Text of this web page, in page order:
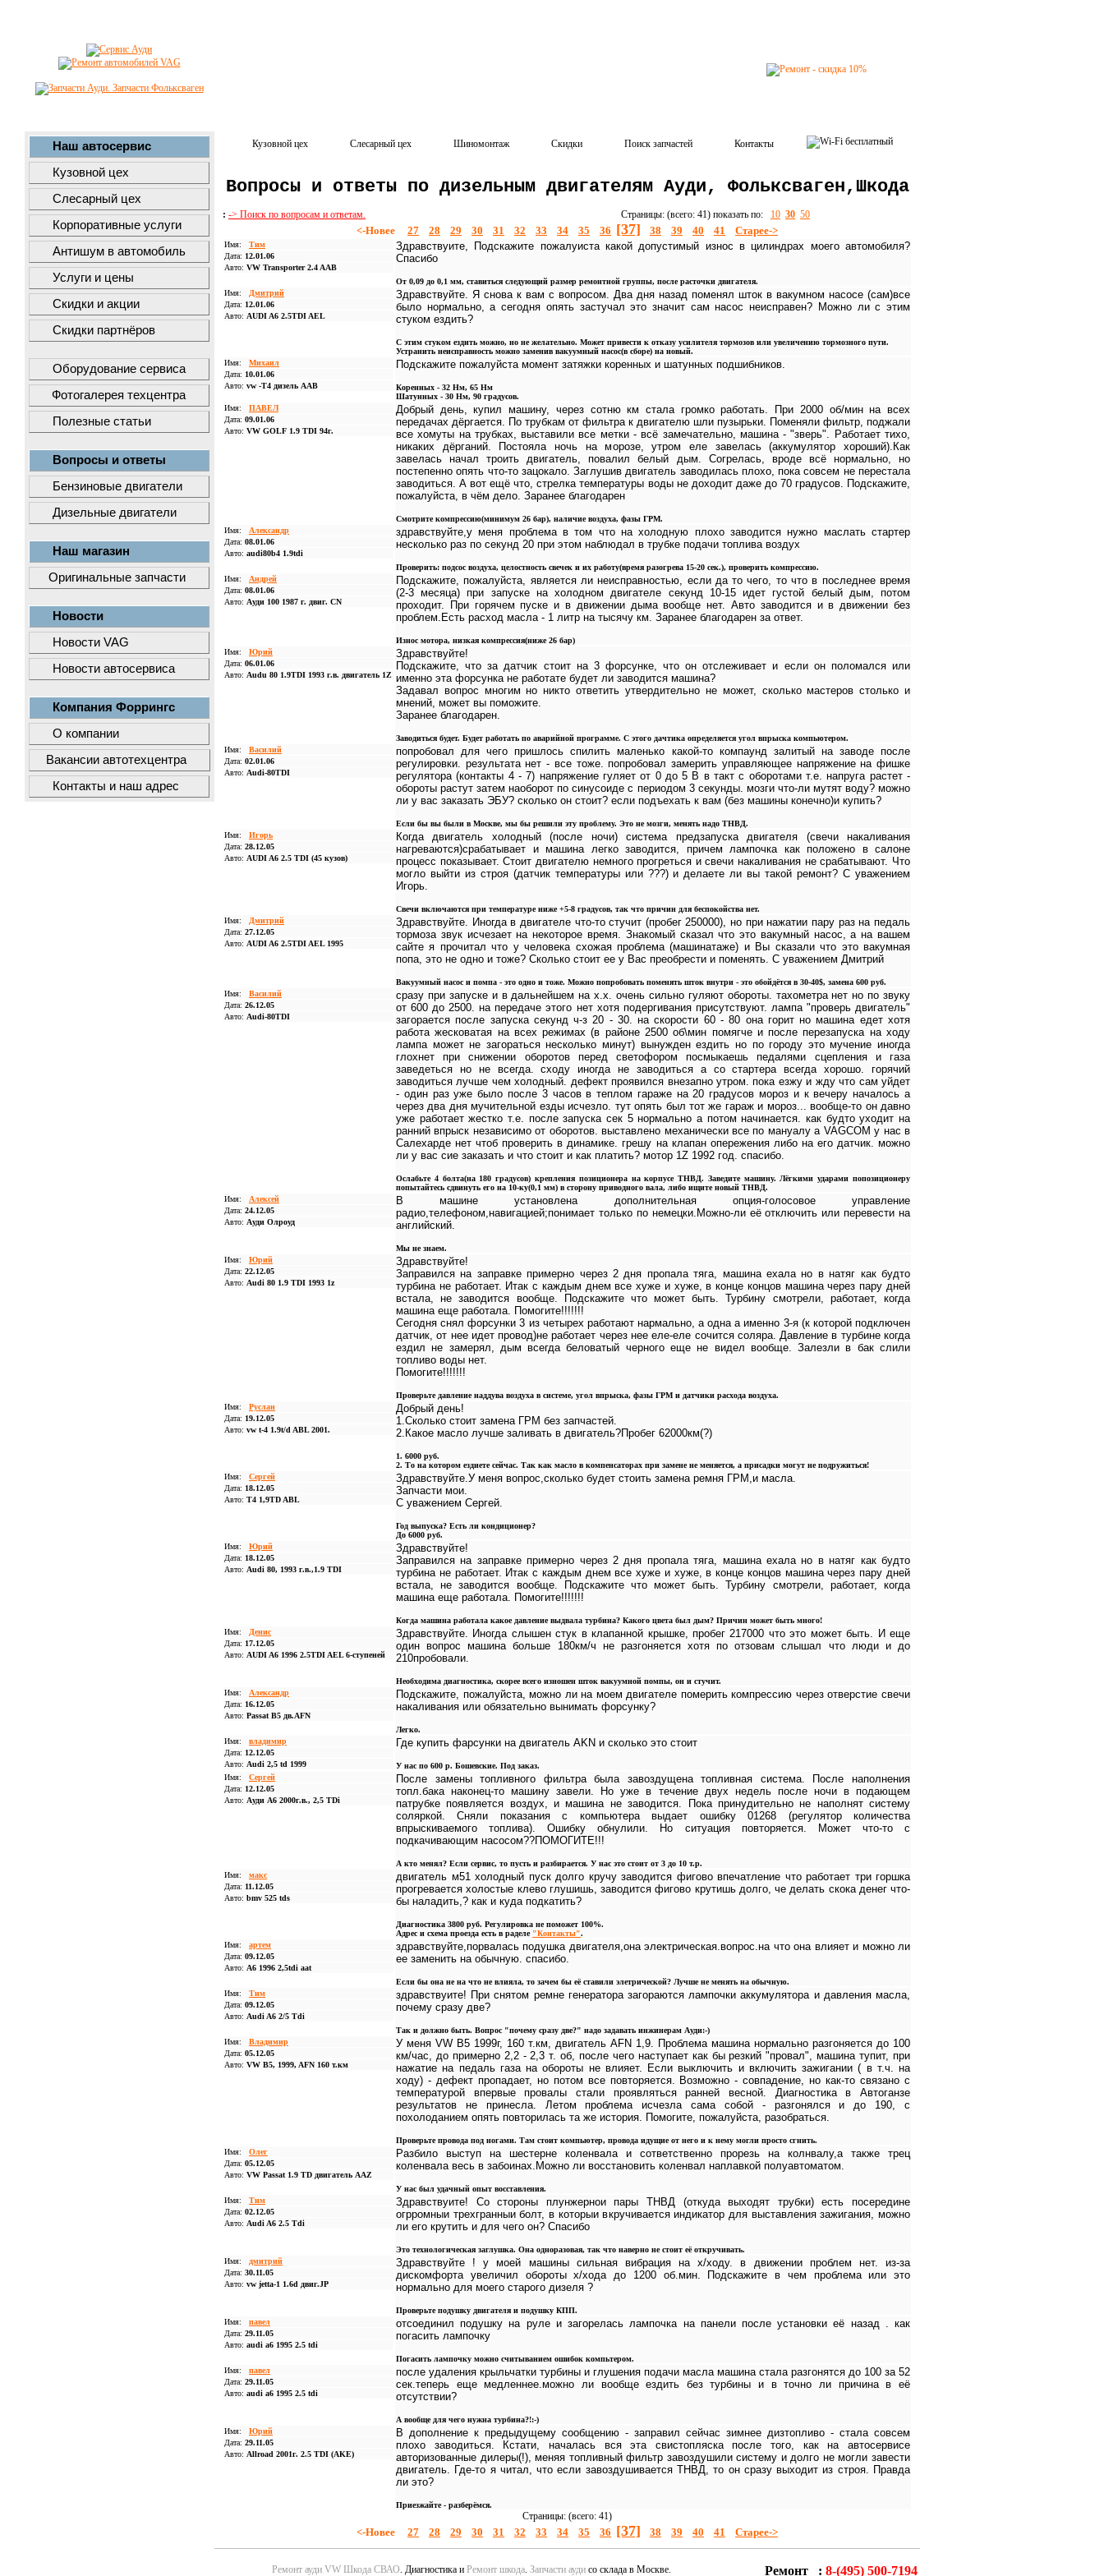
Наш автосервис
Кузовной цех
Слесарный цех
Корпоративные услуги
Антишум в автомобиль
Услуги и цены
Скидки и акции
Скидки партнёров
Оборудование сервиса
Фотогалерея техцентра
Полезные статьи
Вопросы и ответы
Бензиновые двигатели
Дизельные двигатели
Наш магазин
Оригинальные запчасти
Новости
Новости VAG
Новости автосервиса
Компания Форрингс
О компании
Вакансии автотехцентра
Контакты и наш адрес
Кузовной цех Слесарный цех Шиномонтаж Скидки Поиск запчастей Контакты
Вопросы и ответы по дизельным двигателям Ауди, Фольксваген,Шкода
: -> Поиск по вопросам и ответам. Страницы: (всего: 41) показать по: 10 30 50
<-Новее 27 28 29 30 31 32 33 34 35 36 [37] 38 39 40 41 Старее->
Имя: Тим
Дата: 12.01.06
Авто: VW Transporter 2.4 AAB
Здравствуите, Подскажите пожалуиста какой допустимый износ в цилиндрах моего автомобиля?
Спасибо
От 0,09 до 0,1 мм, ставиться следующий размер ремонтной группы, после расточки двигателя.
Имя: Дмитрий
Дата: 12.01.06
Авто: AUDI A6 2.5TDI AEL
Здравствуйте. Я снова к вам с вопросом. Два дня назад поменял шток в вакумном насосе (сам)все
было нормально, а сегодня опять застучал это значит сам насос неисправен? Можно ли с этим
стуком ездить?
С этим стуком ездить можно, но не желательно. Может привести к отказу усилителя тормозов или увеличению тормозного пути.
Устранить неисправность можно заменив вакуумный насос(в сборе) на новый.
Имя: Михаил
Дата: 10.01.06
Авто: vw -T4 дизель ААВ
Подскажите пожалуйста момент затяжки коренных и шатунных подшибников.
Коренных - 32 Нм, 65 Нм
Шатунных - 30 Нм, 90 градусов.
Имя: ПАВЕЛ
Дата: 09.01.06
Авто: VW GOLF 1.9 TDI 94г.
Добрый день, купил машину, через сотню км стала громко работать. При 2000 об/мин на всех
передачах дёргается. По трубкам от фильтра к двигателю шли пузырьки. Поменяли фильтр, поджали
все хомуты на трубках, выставили все метки - всё замечательно, машина - "зверь". Работает тихо,
никаких дёрганий. Постояла ночь на морозе, утром еле завелась (аккумулятор хороший).Как
завелась начал троить двигатель, повалил белый дым. Согрелась, вроде всё нормально, но
постепенно опять что-то зацокало. Заглушив двигатель заводилась плохо, пока совсем не перестала
заводиться. А вот ещё что, стрелка температуры воды не доходит даже до 70 градусов. Подскажите,
пожалуйста, в чём дело. Заранее благодарен
Смотрите компрессию(минимум 26 бар), наличие воздуха, фазы ГРМ.
Имя: Александр
Дата: 08.01.06
Авто: audi80b4 1.9tdi
здравствуйте,у меня проблема в том что на холодную плохо заводится нужно маслать стартер
несколько раз по секунд 20 при этом наблюдал в трубке подачи топлива воздух
Проверить: подсос воздуха, целостность свечек и их работу(время разогрева 15-20 сек.), проверить компрессию.
Имя: Андрей
Дата: 08.01.06
Авто: Ауди 100 1987 г. двиг. CN
Подскажите, пожалуйста, является ли неисправностью, если да то чего, то что в последнее время
(2-3 месяца) при запуске на холодном двигателе секунд 10-15 идет густой белый дым, потом
проходит. При горячем пуске и в движении дыма вообще нет. Авто заводится и в движении без
проблем.Есть расход масла - 1 литр на тысячу км. Заранее благодарен за ответ.
Износ мотора, низкая компрессия(ниже 26 бар)
Имя: Юрий
Дата: 06.01.06
Авто: Audu 80 1.9TDI 1993 г.в. двигатель 1Z
Здравствуйте!
Подскажите, что за датчик стоит на 3 форсунке, что он отслеживает и если он поломался или
именно эта форсунка не работате будет ли заводится машина?
Задавал вопрос многим но никто ответить утвердительно не может, сколько мастеров столько и
мнений, может вы поможите.
Заранее благодарен.
Заводиться будет. Будет работать по аварийной программе. С этого дачтика определяется угол впрыска компьютером.
Имя: Василий
Дата: 02.01.06
Авто: Audi-80TDI
попробовал для чего пришлось спилить маленько какой-то компаунд залитый на заводе после
регулировки. результата нет - все тоже. попробовал замерить управляющее напряжение на фишке
регулятора (контакты 4 - 7) напряжение гуляет от 0 до 5 В в такт с оборотами т.е. напруга растет -
обороты растут затем наоборот по синусоиде с периодом 3 секунды. мозги что-ли мутят воду? можно
ли у вас заказать ЭБУ? сколько он стоит? если подъехать к вам (без машины конечно)и купить?
Если бы вы были в Москве, мы бы решили эту проблему. Это не мозги, менять надо ТНВД.
Имя: Игорь
Дата: 28.12.05
Авто: AUDI A6 2.5 TDI (45 кузов)
Когда двигатель холодный (после ночи) система предзапуска двигателя (свечи накаливания
нагреваются)срабатывает и машина легко заводится, причем лампочка как положено в салоне
процесс показывает. Стоит двигателю немного прогреться и свечи накаливания не срабатывают. Что
могло выйти из строя (датчик температуры или ???) и делаете ли вы такой ремонт? С уважением
Игорь.
Свечи включаются при температуре ниже +5-8 градусов, так что причин для беспокойства нет.
Имя: Дмитрий
Дата: 27.12.05
Авто: AUDI A6 2.5TDI AEL 1995
Здравствуйте. Иногда в двигателе что-то стучит (пробег 250000), но при нажатии пару раз на педаль
тормоза звук исчезает на некоторое время. Знакомый сказал что это вакумный насос, а на вашем
сайте я прочитал что у человека схожая проблема (машинатаже) и Вы сказали что это вакумная
попа, это не одно и тоже? Сколько стоит ее у Вас преобрести и поменять. С уважением Дмитрий
Вакуумный насос и помпа - это одно и тоже. Можно попробовать поменять шток внутри - это обойдётся в 30-40$, замена 600 руб.
Имя: Василий
Дата: 26.12.05
Авто: Audi-80TDI
сразу при запуске и в дальнейшем на х.х. очень сильно гуляют обороты. тахометра нет но по звуку
от 600 до 2500. на передаче этого нет хотя подергивания присутствуют. лампа "проверь двигатель"
загорается после запуска секунд ч-з 20 - 30. на скорости 60 - 80 она горит но машина едет хотя
работа жесковатая на всех режимах (в районе 2500 об\мин помягче и после перезапуска на ходу
лампа может не загораться несколько минут) вынужден ездить но по городу это мучение иногда
глохнет при снижении оборотов перед светофором посмыкаешь педалями сцепления и газа
заведеться но не всегда. сходу иногда не заводиться а со стартера всегда хорошо. горячий
заводиться лучше чем холодный. дефект проявился внезапно утром. пока езжу и жду что сам уйдет
- один раз уже было после 3 часов в теплом гараже на 20 градусов мороз и к вечеру началось а
через два дня мучительной езды исчезло. тут опять был тот же гараж и мороз... вообще-то он давно
уже работает жестко т.е. после запуска сек 5 нормально а потом начинается. как будто уходит на
ранний впрыск независимо от оборотов. выставлено механически все по мануалу а VAGCOM у нас в
Салехарде нет чтоб проверить в динамике. грешу на клапан опережения либо на его датчик. можно
ли у вас сие заказать и что стоит и как платить? мотор 1Z 1992 год. спасибо.
Ослабьте 4 болта(на 180 градусов) крепления позиционера на корпусе ТНВД. Заведите машину. Лёгкими ударами попозиционеру
попытайтесь сдвинуть его на 10-ку(0,1 мм) в сторону приводного вала, либо ищите новый ТНВД.
Имя: Алексей
Дата: 24.12.05
Авто: Ауди Олроуд
В машине установлена дополнительная опция-голосовое управление
радио,телефоном,навигацией;понимает только по немецки.Можно-ли её отключить или перевести на
английский.
Мы не знаем.
Имя: Юрий
Дата: 22.12.05
Авто: Audi 80 1.9 TDI 1993 1z
Здравствуйте!
Заправился на заправке примерно через 2 дня пропала тяга, машина ехала но в натяг как будто
турбина не работает. Итак с каждым днем все хуже и хуже, в конце концов машина через пару дней
встала, не заводится вообще. Подскажите что может быть. Турбину смотрели, работает, когда
машина еще работала. Помогите!!!!!!!
Сегодня снял форсунки 3 из четырех работают нармально, а одна а именно 3-я (к которой подключен
датчик, от нее идет провод)не работает через нее еле-еле сочится соляра. Давление в турбине когда
ездил не замерял, дым всегда беловатый черного еще не видел вообще. Залезли в бак слили
топливо воды нет.
Помогите!!!!!!!
Проверьте давление наддува воздуха в системе, угол впрыска, фазы ГРМ и датчики расхода воздуха.
Имя: Руслан
Дата: 19.12.05
Авто: vw t-4 1.9t/d ABL 2001.
Добрый день!
1.Сколько стоит замена ГРМ без запчастей.
2.Какое масло лучше заливать в двигатель?Пробег 62000км(?)
1. 6000 руб.
2. То на котором ездиете сейчас. Так как масло в компенсаторах при замене не меняется, а присадки могут не подружиться!
Имя: Сергей
Дата: 18.12.05
Авто: T4 1,9TD ABL
Здравствуйте.У меня вопрос,сколько будет стоить замена ремня ГРМ,и масла.
Запчасти мои.
С уважением Сергей.
Год выпуска? Есть ли кондиционер?
До 6000 руб.
Имя: Юрий
Дата: 18.12.05
Авто: Audi 80, 1993 г.в.,1.9 TDI
Здравствуйте!
Заправился на заправке примерно через 2 дня пропала тяга, машина ехала но в натяг как будто
турбина не работает. Итак с каждым днем все хуже и хуже, в конце концов машина через пару дней
встала, не заводится вообще. Подскажите что может быть. Турбину смотрели, работает, когда
машина еще работала. Помогите!!!!!!!
Когда машина работала какое давление выдвала турбина? Какого цвета был дым? Причин может быть много!
Имя: Денис
Дата: 17.12.05
Авто: AUDI A6 1996 2.5TDI AEL 6-ступеней
Здравствуйте. Иногда слышен стук в клапанной крышке, пробег 217000 что это может быть. И еще
один вопрос машина больше 180км/ч не разгоняется хотя по отзовам слышал что люди и до
210пробовали.
Необходима диагностика, скорее всего изношен шток вакуумной помпы, он и стучит.
Имя: Александр
Дата: 16.12.05
Авто: Passat B5 дв.AFN
Подскажите, пожалуйста, можно ли на моем двигателе померить компрессию через отверстие свечи
накаливания или обязательно вынимать форсунку?
Легко.
Имя: владимир
Дата: 12.12.05
Авто: Audi 2,5 td 1999
Где купить фарсунки на двигатель AKN и сколько это стоит
У нас по 600 р. Бошевские. Под заказ.
Имя: Сергей
Дата: 12.12.05
Авто: Ауди А6 2000г.в., 2,5 TDi
После замены топливного фильтра была завоздущена топливная система. После наполнения
топл.бака наконец-то машину завели. Но уже в течение двух недель после ночи в подающем
патрубке появляется воздух, и машина не заводится. Пока принудительно не наполнят систему
соляркой. Сняли показания с компьютера выдает ошибку 01268 (регулятор количества
впрыскиваемого топлива). Ошибку обнулили. Но ситуация повторяется. Может что-то с
подкачивающим насосом??ПОМОГИТЕ!!!
А кто менял? Если сервис, то пусть и разбирается. У нас это стоит от 3 до 10 т.р.
Имя: макс
Дата: 11.12.05
Авто: bmv 525 tds
двигатель м51 холодный пуск долго кручу заводится фигово впечатление что работает три горшка
прогревается холостые клево глушишь, заводится фигово крутишь долго, че делать скока денег что-
бы наладить,? как и куда подкатить?
Диагностика 3800 руб. Регулировка не поможет 100%.
Адрес и схема проезда есть в раделе "Контакты".
Имя: артем
Дата: 09.12.05
Авто: A6 1996 2,5tdi aat
здравствуйте,порвалась подушка двигателя,она электрическая.вопрос.на что она влияет и можно ли
ее заменить на обычную. спасибо.
Если бы она не на что не влияла, то зачем бы её ставили элетрической? Лучше не менять на обычную.
Имя: Тим
Дата: 09.12.05
Авто: Audi A6 2/5 Tdi
здравствуите! При снятом ремне генератора загораются лампочки аккумулятора и давления масла,
почему сразу две?
Так и должно быть. Вопрос "почему сразу две?" надо задавать инжинерам Ауди:-)
Имя: Владимир
Дата: 05.12.05
Авто: VW B5, 1999, AFN 160 т.км
У меня VW B5 1999г, 160 т.км, двигатель AFN 1,9. Проблема машина нормально разгоняется до 100
км/час, до примерно 2,2 - 2,3 т. об, после чего наступает как бы резкий "провал", машина тупит, при
нажатие на педаль газа на обороты не влияет. Если выключить и включить зажигании ( в т.ч. на
ходу) - дефект пропадает, но потом все повторяется. Возможно - совпадение, но как-то связано с
температурой впервые провалы стали проявляться ранней весной. Диагностика в Автоганзе
результатов не принесла. Летом проблема исчезла сама собой - разгонялся и до 190, с
похолоданием опять повторилась та же история. Помогите, пожалуйста, разобраться.
Проверьте провода под ногами. Там стоит компьютер, провода идущие от него и к нему могли просто сгнить.
Имя: Олег
Дата: 05.12.05
Авто: VW Passat 1.9 TD двигатель AAZ
Разбило выступ на шестерне коленвала и сответственно прорезь на колнвалу,а также трец
коленвала весь в забоинах.Можно ли восстановить коленвал наплавкой полуавтоматом.
У нас был удачный опыт восставления.
Имя: Тим
Дата: 02.12.05
Авто: Audi A6 2.5 Tdi
Здравствуите! Со стороны плунжернои пары ТНВД (откуда выходят трубки) есть посередине
огрромныи трехгранныи болт, в которыи вкручивается индикатор для выставления зажигания, можно
ли его крутить и для чего он? Спасибо
Это технологическая заглушка. Она одноразовая, так что наверно не стоит её откручивать.
Имя: дмитрий
Дата: 30.11.05
Авто: vw jetta-1 1.6d двиг.JP
Здравствуйте ! у моей машины сильная вибрация на х/ходу. в движении проблем нет. из-за
дискомфорта увеличил обороты х/хода до 1200 об.мин. Подскажите в чем проблема или это
нормально для моего старого дизеля ?
Проверьте подушку двигателя и подушку КПП.
Имя: павел
Дата: 29.11.05
Авто: audi a6 1995 2.5 tdi
отсоединил подушку на руле и загорелась лампочка на панели после установки её назад . как
погасить лампочку
Погасить лампочку можно считыванием ошибок компьтером.
Имя: павел
Дата: 29.11.05
Авто: audi a6 1995 2.5 tdi
после удаления крыльчатки турбины и глушения подачи масла машина стала разгонятся до 100 за 52
сек.теперь еще медленнее.можно ли вообще ездить без турбины и в точно ли причина в её
отсутствии?
А вообще для чего нужна турбина?!:-)
Имя: Юрий
Дата: 29.11.05
Авто: Allroad 2001г. 2.5 TDI (AKE)
В дополнение к предыдущему сообщению - заправил сейчас зимнее дизтопливо - стала совсем
плохо заводиться. Кстати, началась вся эта свистопляска после того, как на автосервисе
авторизованные дилеры(!), меняя топливный фильтр завоздушили систему и долго не могли завести
двигатель. Где-то я читал, что если завоздушивается ТНВД, то он сразу выходит из строя. Правда
ли это?
Приезжайте - разберёмся.
Страницы: (всего: 41)
<-Новее 27 28 29 30 31 32 33 34 35 36 [37] 38 39 40 41 Старее->
Ремонт ауди VW Шкода СВАО. Диагностика и Ремонт шкода. Запчасти ауди со склада в Москве. Ремонт : 8-(495) 500-7194